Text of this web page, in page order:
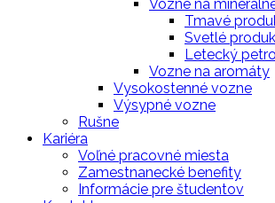
Vozne na
Tmavé
Svetlé
Letecký
Vozne na aromáty
Vysokostenné vozne
Výsypné vozne
Rušne
Kariéra
Voľné pracovné miesta
Zamestnanecké benefity
Informácie pre študentov